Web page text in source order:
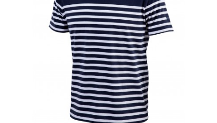
Comprar já